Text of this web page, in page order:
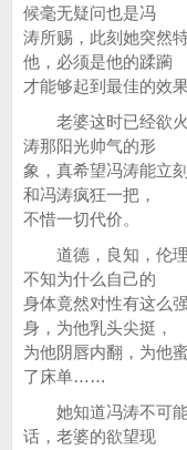
候毫无疑问也是冯
涛所赐，此刻她突然
他，必须是他的蹂躏
才能够起到最佳的效果
老婆这时已经欲火
涛那阳光帅气的形
象，真希望冯涛能立
和冯涛疯狂一把，
不惜一切代价。
道德，良知，伦理
不知为什么自己的
身体竟然对性有这么
身，为他乳头尖挺，
为他阴唇内翻，为他
了床单……
她知道冯涛不可能
话，老婆的欲望现